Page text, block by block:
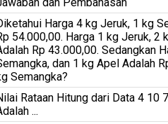
Harga 4 kg Jeruk, 1 kg
54.000,00. Harga 1 kg Jeruk, 2
Rp 43.000,00. Sedangkan
dan 1 kg Apel Adalah
Semangka?
Rataan Hitung dari Data 4 10
...